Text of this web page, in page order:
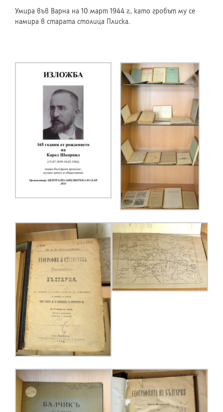
Умира във Варна на 10 март 1944 г., като гробът му се
намира в старата столица Плиска.